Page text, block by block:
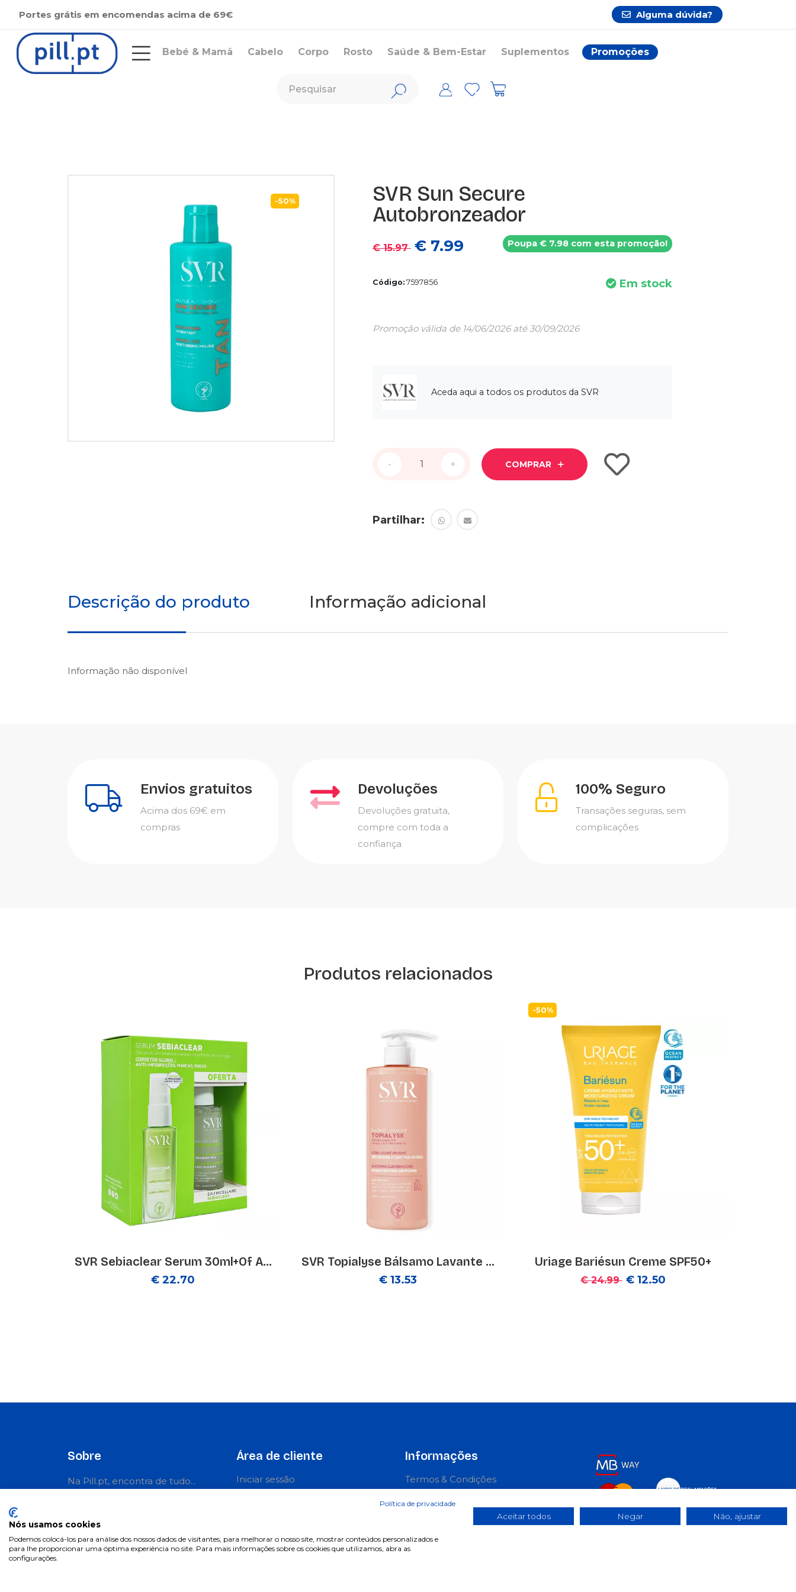
Portes grátis em encomendas acima de 69€ Alguma dúvida?
Bebé & Mamã Cabelo Corpo Rosto Saúde & Bem-Estar Suplementos Promoções
-50%
SVR Sun Secure
Autobronzeador
Poupa € 7.98 com esta promoção!
€ 15.97 € 7.99
Código: 7597856 Em stock
Promoção válida de 14/06/2026 até 30/09/2026
Aceda aqui a todos os produtos da SVR
- +
- + COMPRAR
Partilhar:
Descrição do produto Informação adicional
Informação não disponível
Envios gratuitos
Acima dos 69€ em
compras
Devoluções
Devoluções gratuita,
compre com toda a
confiança
100% Seguro
Transações seguras, sem
complicações
Produtos relacionados
SVR Sebiaclear Serum 30ml+Of A...
€ 22.70
SVR Topialyse Bálsamo Lavante ...
€ 13.53
-50%
Uriage Bariésun Creme SPF50+
€ 24.99 € 12.50
Sobre
Na Pill.pt, encontra de tudo...
Área de cliente
Iniciar sessão
Informações
Termos & Condições
Últimas notícias & Blog
Política de privacidade
Nós usamos cookies
Podemos colocá-los para análise dos nossos dados de visitantes, para melhorar o nosso site, mostrar conteúdos personalizados e
para lhe proporcionar uma óptima experiência no site. Para mais informações sobre os cookies que utilizamos, abra as
configurações.
Aceitar todos Negar Não, ajustar